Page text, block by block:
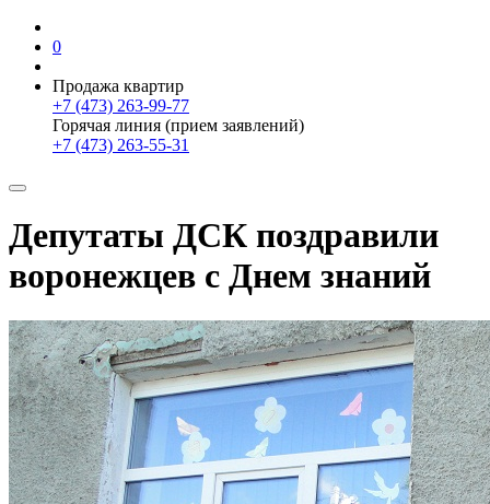
0
Продажа квартир
+7 (473) 263-99-77
Горячая линия (прием заявлений)
+7 (473) 263-55-31
Депутаты ДСК поздравили
воронежцев с Днем знаний